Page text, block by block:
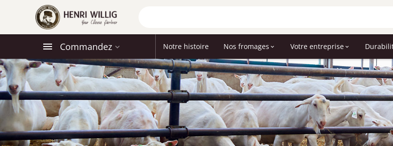
Commandez Notre histoire Nos fromages Votre entreprise